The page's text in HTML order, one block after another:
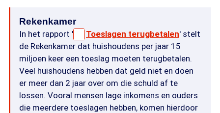
Rekenkamer
In het rapport ' Toeslagen terugbetalen' stelt
de Rekenkamer dat huishoudens per jaar 15
miljoen keer een toeslag moeten terugbetalen.
Veel huishoudens hebben dat geld niet en doen
er meer dan 2 jaar over om die schuld af te
lossen. Vooral mensen lage inkomens en ouders
die meerdere toeslagen hebben, komen hierdoor